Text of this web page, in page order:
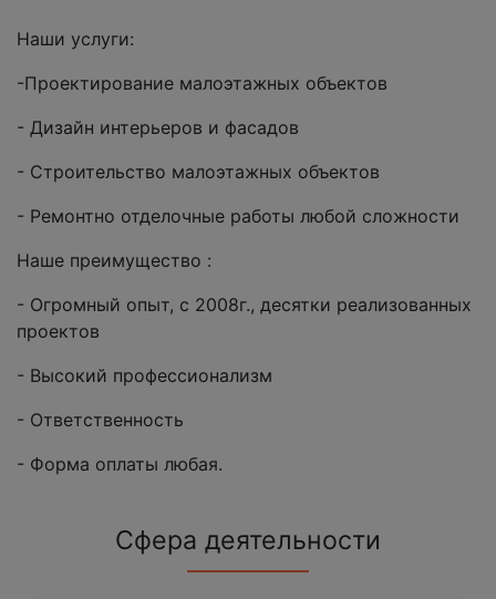
Наши услуги:
-Проектирование малоэтажных объектов
- Дизайн интерьеров и фасадов
- Строительство малоэтажных объектов
- Ремонтно отделочные работы любой сложности
Наше преимущество :
- Огромный опыт, с 2008г., десятки реализованных
проектов
- Высокий профессионализм
- Ответственность
- Форма оплаты любая.
Сфера деятельности